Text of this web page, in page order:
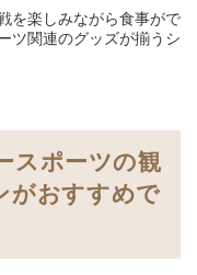
を楽しみながら食事がで
ツ関連のグッズが揃うシ
スポーツの観
がおすすめで